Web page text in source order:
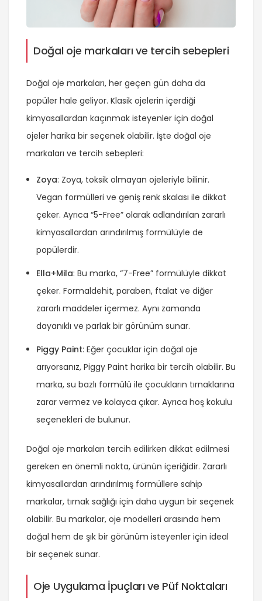
Doğal oje markaları ve tercih sebepleri
Doğal oje markaları, her geçen gün daha da
popüler hale geliyor. Klasik ojelerin içerdiği
kimyasallardan kaçınmak isteyenler için doğal
ojeler harika bir seçenek olabilir. İşte doğal oje
markaları ve tercih sebepleri:
Zoya: Zoya, toksik olmayan ojeleriyle bilinir.
Vegan formülleri ve geniş renk skalası ile dikkat
çeker. Ayrıca “5-Free” olarak adlandırılan zararlı
kimyasallardan arındırılmış formülüyle de
popülerdir.
Ella+Mila: Bu marka, “7-Free” formülüyle dikkat
çeker. Formaldehit, paraben, ftalat ve diğer
zararlı maddeler içermez. Aynı zamanda
dayanıklı ve parlak bir görünüm sunar.
Piggy Paint: Eğer çocuklar için doğal oje
arıyorsanız, Piggy Paint harika bir tercih olabilir. Bu
marka, su bazlı formülü ile çocukların tırnaklarına
zarar vermez ve kolayca çıkar. Ayrıca hoş kokulu
seçenekleri de bulunur.
Doğal oje markaları tercih edilirken dikkat edilmesi
gereken en önemli nokta, ürünün içeriğidir. Zararlı
kimyasallardan arındırılmış formüllere sahip
markalar, tırnak sağlığı için daha uygun bir seçenek
olabilir. Bu markalar, oje modelleri arasında hem
doğal hem de şık bir görünüm isteyenler için ideal
bir seçenek sunar.
Oje Uygulama İpuçları ve Püf Noktaları